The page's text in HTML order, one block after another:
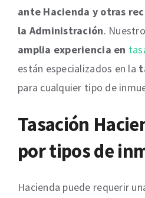
ante Hacienda y otras
la Administración.
amplia experiencia en
están especializados en la
para cualquier tipo de
Tasación
por tipos de
Hacienda puede requerir